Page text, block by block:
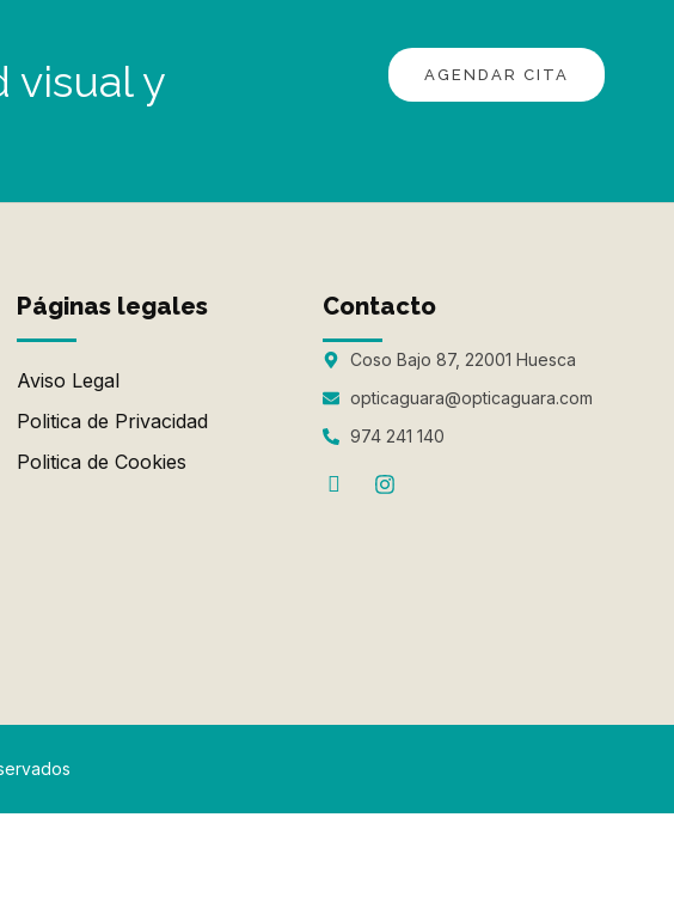
visual y
AGENDAR CITA
Páginas legales
Aviso Legal
Politica de Privacidad
Politica de Cookies
Contacto
Coso Bajo 87, 22001 Huesca
opticaguara@opticaguara.com
974 241 140